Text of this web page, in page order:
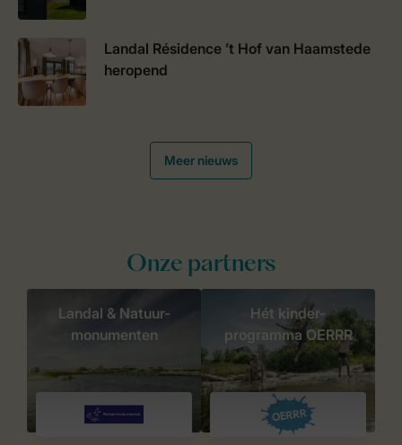
Landal Résidence ’t Hof van Haamstede
heropend
Meer nieuws
Onze partners
Landal & Natuur-
monumenten
Hét kinder-
programma OERRR